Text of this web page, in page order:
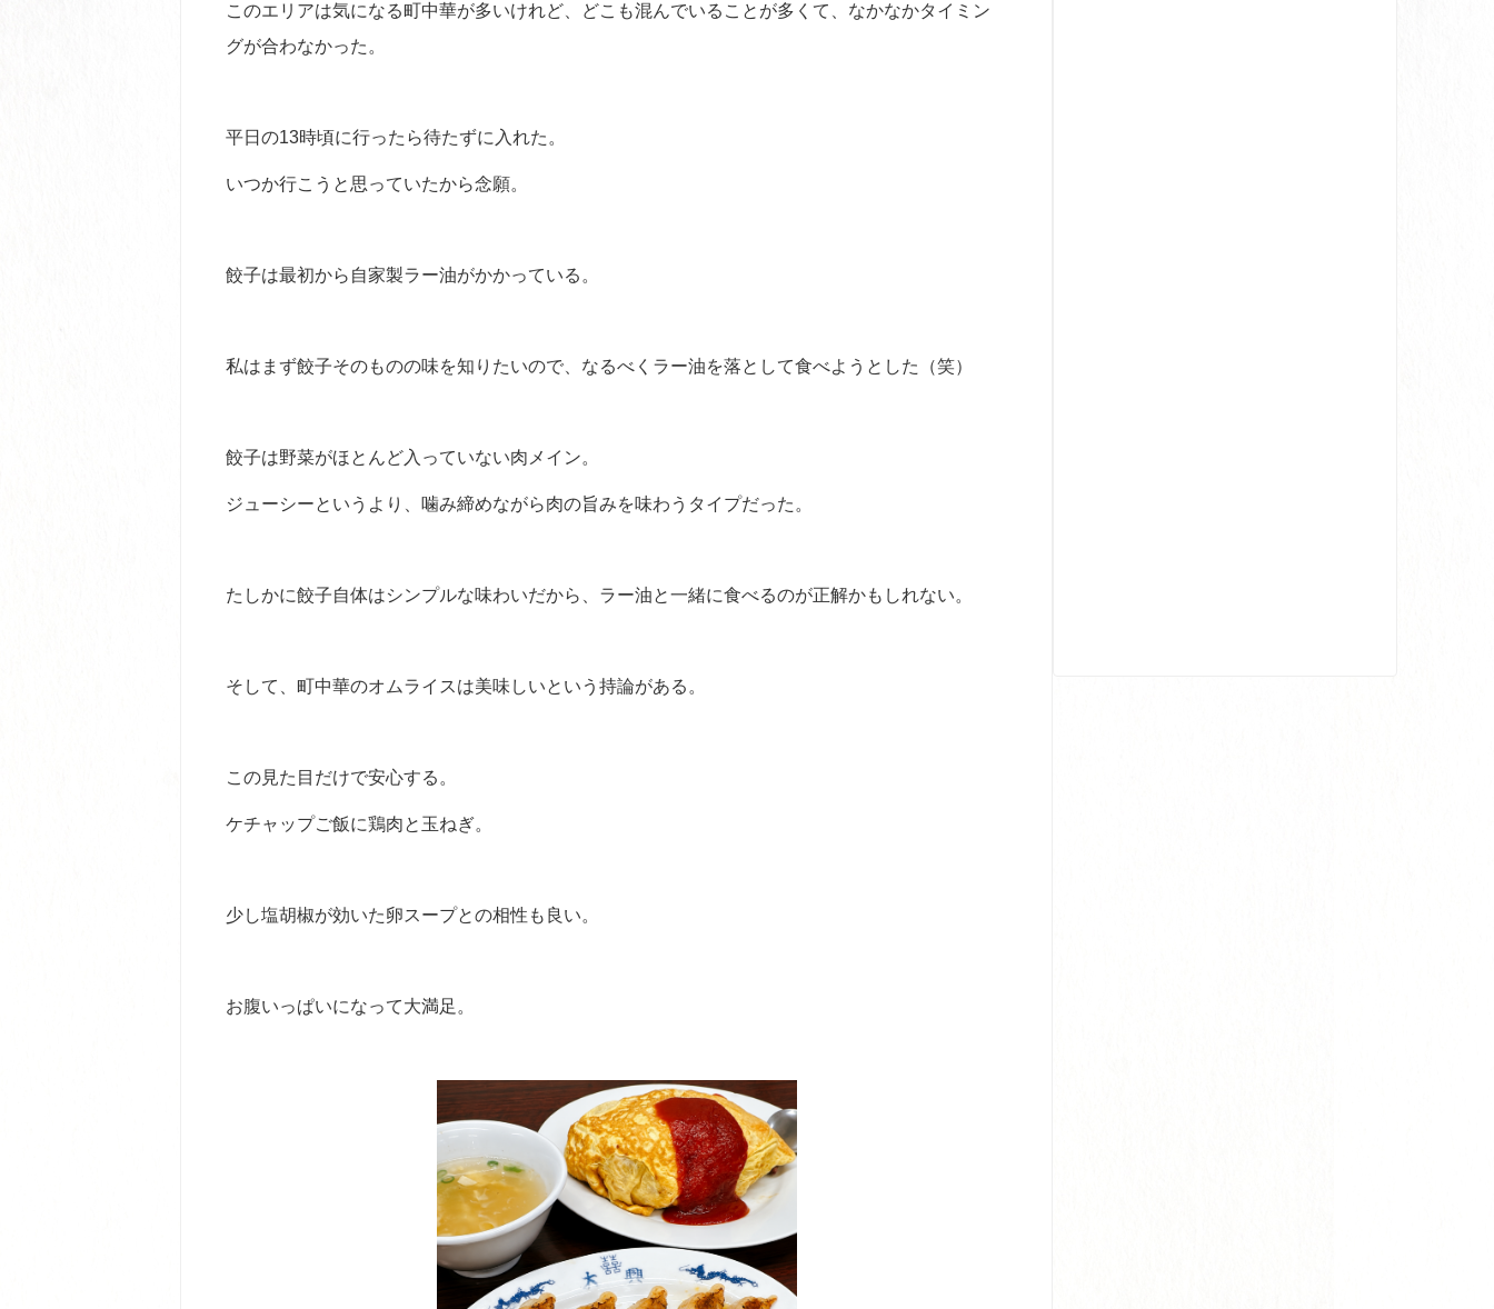
このエリアは気になる町中華が多いけれど、どこも混んでいることが多くて、なかなかタイミン
グが合わなかった。
平日の13時頃に行ったら待たずに入れた。
いつか行こうと思っていたから念願。
餃子は最初から自家製ラー油がかかっている。
私はまず餃子そのものの味を知りたいので、なるべくラー油を落として食べようとした（笑）
餃子は野菜がほとんど入っていない肉メイン。
ジューシーというより、噛み締めながら肉の旨みを味わうタイプだった。
たしかに餃子自体はシンプルな味わいだから、ラー油と一緒に食べるのが正解かもしれない。
そして、町中華のオムライスは美味しいという持論がある。
この見た目だけで安心する。
ケチャップご飯に鶏肉と玉ねぎ。
少し塩胡椒が効いた卵スープとの相性も良い。
お腹いっぱいになって大満足。